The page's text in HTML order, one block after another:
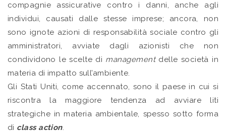
compagnie assicurative contro i danni, anche agli
individui, causati dalle stesse imprese; ancora, non
sono ignote azioni di responsabilità sociale contro gli
amministratori, avviate dagli azionisti che non
condividono le scelte di managementdelle società in
materia di impatto sull’ambiente.
Gli Stati Uniti, come accennato, sono il paese in cui si
riscontra la maggiore tendenza ad avviare liti
strategiche in materia ambientale, spesso sotto forma
di class action.